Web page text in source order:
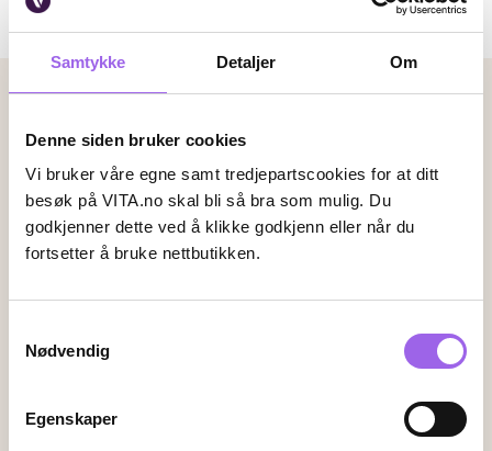
Samtykke Detaljer Om
Denne siden bruker cookies
Vi bruker våre egne samt tredjepartscookies for at ditt
besøk på VITA.no skal bli så bra som mulig. Du
godkjenner dette ved å klikke godkjenn eller når du
fortsetter å bruke nettbutikken.
Nødvendig
Egenskaper
skumrens eller micellar water for en dobbelrens som
balanserer huden og fjerner alle spor av sminke og
Betalingsmetoder
Leveringsalternativer
Vi leverer med